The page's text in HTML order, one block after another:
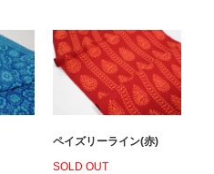
ペイズリーライン(赤)
SOLD OUT